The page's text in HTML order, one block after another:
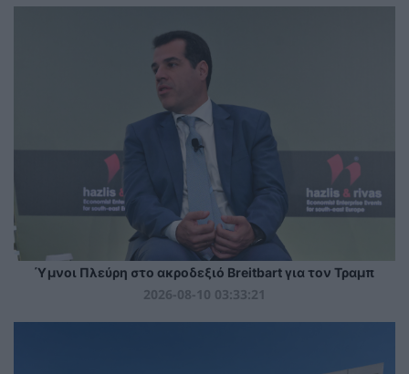
Ύμνοι Πλεύρη στο ακροδεξιό Breitbart για τον Τραμπ
2026-08-10 03:33:21